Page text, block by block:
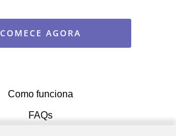
COMECE AGORA
Como funciona
FAQs